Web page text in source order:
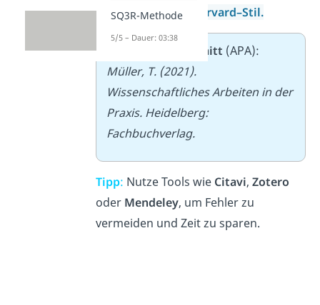
das imAPA-oder Harvard–Stil.
Beispielausschnitt (APA):
Müller, T. (2021).
Wissenschaftliches Arbeiten in der
Praxis. Heidelberg:
Fachbuchverlag.
Tipp: Nutze Tools wie Citavi, Zotero
oder Mendeley, um Fehler zu
vermeiden und Zeit zu sparen.
SQ3R-Methode
5/5 – Dauer: 03:38